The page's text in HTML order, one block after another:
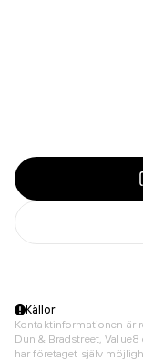
Källor
Kontaktinformationen är
Dun & Bradstreet,
har företaget själv